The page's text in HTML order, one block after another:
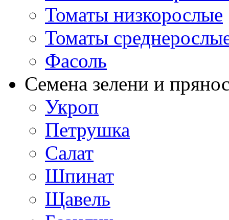
Томаты низкорослые
Томаты
Фасоль
Семена зелени и
Укроп
Петрушка
Салат
Шпинат
Щавель